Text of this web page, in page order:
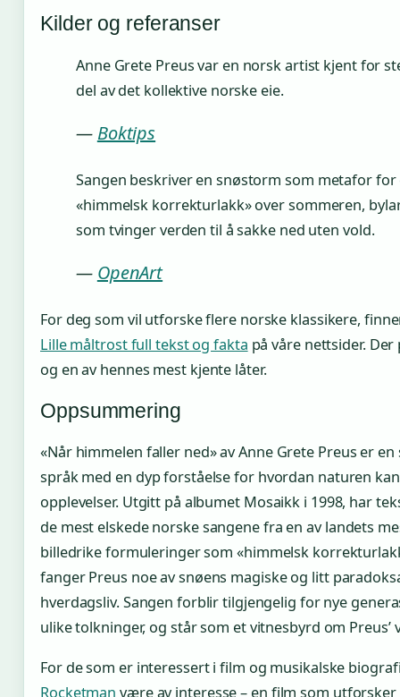
Kilder og referanser
Anne Grete Preus var en norsk artist kjent for
del av det kollektive norske eie.
— Boktips
Sangen beskriver en snøstorm som metafor
«himmelsk korrekturlakk» over sommeren,
som tvinger verden til å sakke ned uten vold.
— OpenArt
For deg som vil utforske flere norske klassikere,
Lille måltrost full tekst og fakta på våre nettsider.
og en av hennes mest kjente låter.
Oppsummering
«Når himmelen faller ned» av Anne Grete Preus er
språk med en dyp forståelse for hvordan naturen
opplevelser. Utgitt på albumet Mosaikk i 1998, har
de mest elskede norske sangene fra en av landets
billedrike formuleringer som «himmelsk
fanger Preus noe av snøens magiske og litt
hverdagsliv. Sangen forblir tilgjengelig for nye
ulike tolkninger, og står som et vitnesbyrd om
For de som er interessert i film og musikalske
Rocketman være av interesse – en film som